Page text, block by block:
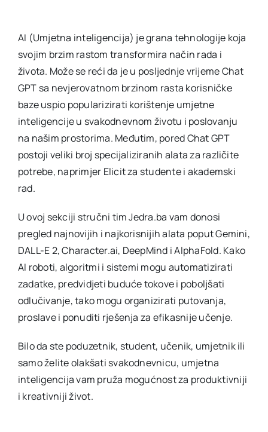
AI (Umjetna inteligencija) je grana tehnologije koja
svojim brzim rastom transformira način rada i
života. Može se reći da je u posljednje vrijeme Chat
GPT sa nevjerovatnom brzinom rasta korisničke
baze uspio popularizirati korištenje umjetne
inteligencije u svakodnevnom životu i poslovanju
na našim prostorima. Međutim, pored Chat GPT
postoji veliki broj specijaliziranih alata za različite
potrebe, naprimjer Elicit za studente i akademski
rad.
U ovoj sekciji stručni tim Jedra.ba vam donosi
pregled najnovijih i najkorisnijih alata poput Gemini,
DALL-E 2, Character.ai, DeepMind i AlphaFold. Kako
AI roboti, algoritmi i sistemi mogu automatizirati
zadatke, predvidjeti buduće tokove i poboljšati
odlučivanje, tako mogu organizirati putovanja,
proslave i ponuditi rješenja za efikasnije učenje.
Bilo da ste poduzetnik, student, učenik, umjetnik ili
samo želite olakšati svakodnevnicu, umjetna
inteligencija vam pruža mogućnost za produktivniji
i kreativniji život.